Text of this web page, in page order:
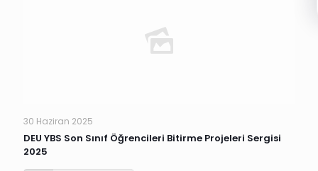
30 Haziran 2025
DEU YBS Son Sınıf Öğrencileri Bitirme Projeleri Sergisi
2025